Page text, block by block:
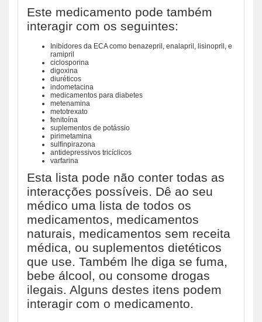
Este medicamento pode também
interagir com os seguintes:
Inibidores da ECA como benazepril, enalapril, lisinopril, e
ramipril
ciclosporina
digoxina
diuréticos
indometacina
medicamentos para diabetes
metenamina
metotrexato
fenitoína
suplementos de potássio
pirimetamina
sulfinpirazona
antidepressivos tricíclicos
varfarina
Esta lista pode não conter todas as
interacções possíveis. Dê ao seu
médico uma lista de todos os
medicamentos, medicamentos
naturais, medicamentos sem receita
médica, ou suplementos dietéticos
que use. Também lhe diga se fuma,
bebe álcool, ou consome drogas
ilegais. Alguns destes itens podem
interagir com o medicamento.